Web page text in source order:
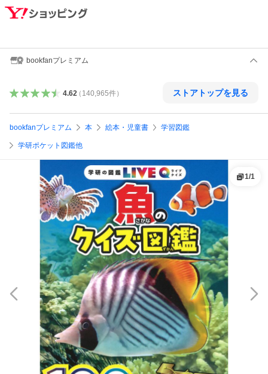
bookfanプレミアム
4.62（ 140,965件） ストアトップを見る
bookfanプレミアム 本 絵本・児童書 学習図鑑
学研ポケット図鑑他
1/1